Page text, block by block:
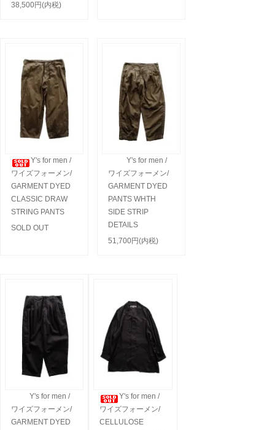
38,500円(内税)
Y's for men /
ワイズフォーメン/
GARMENT DYED
CLASSIC DRAW
STRING PANTS
SOLD OUT
Y's for men /
ワイズフォーメン/
GARMENT DYED
PANTS WHTH
SIDE STRIP
DETAILS
51,700円(内税)
Y's for men /
ワイズフォーメン/
GARMENT DYED
Y's for men /
ワイズフォーメン/
CELLULOSE